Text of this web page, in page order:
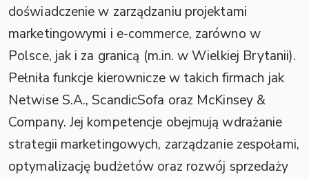
doświadczenie w zarządzaniu projektami
marketingowymi i e-commerce, zarówno w
Polsce, jak i za granicą (m.in. w Wielkiej Brytanii).
Pełniła funkcje kierownicze w takich firmach jak
Netwise S.A., ScandicSofa oraz McKinsey &
Company. Jej kompetencje obejmują wdrażanie
strategii marketingowych, zarządzanie zespołami,
optymalizację budżetów oraz rozwój sprzedaży